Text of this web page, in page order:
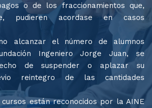
o de los fraccionamientos que,
pudieren acordase en casos
alcanzar el número de alumnos
Ingeniero Jorge Juan, se
de suspender o aplazar su
reintegro de las cantidades
están reconocidos por la AINE